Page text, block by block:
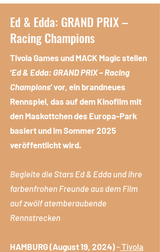
Ed & Edda: GRAND PRIX –
Racing Champions
Tivola Games und MACK Magic stellen
‘Ed & Edda: GRAND PRIX – Racing
Champions’ vor, ein brandneues
Rennspiel, das auf dem Kinofilm mit
den Maskottchen des Europa-Park
basiert und im Sommer 2025
veröffentlicht wird.
Begleite die Stars Ed & Edda und ihre
farbenfrohen Freunde aus dem Film
auf zwölf atemberaubende
Rennstrecken
HAMBURG (August 19, 2024)-Tivola